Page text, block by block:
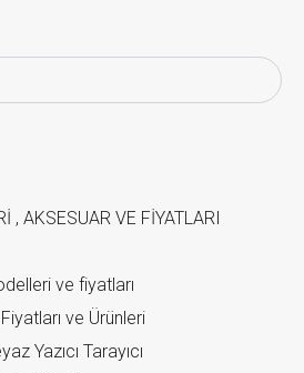
, AKSESUAR VE FİYATLARI
ve fiyatları
ve Ürünleri
Yazıcı Tarayıcı